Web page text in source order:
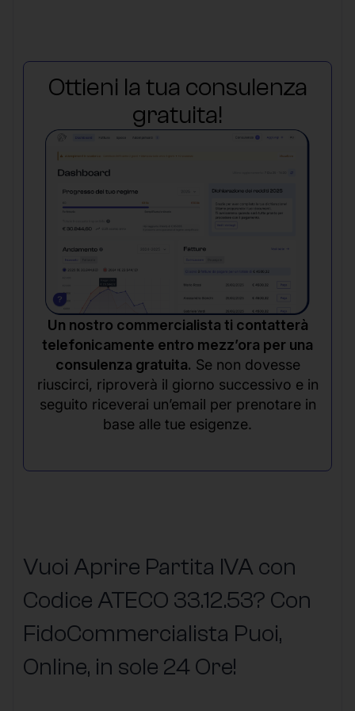
Ottieni la tua consulenza
gratuita!
Un nostro commercialista ti contatterà
telefonicamente entro mezz’ora per una
consulenza gratuita. Se non dovesse
riuscirci, riproverà il giorno successivo e in
seguito riceverai un’email per prenotare in
base alle tue esigenze.
Vuoi Aprire Partita IVA con
Codice ATECO 33.12.53? Con
FidoCommercialista Puoi,
Online, in sole 24 Ore!